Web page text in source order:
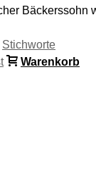
Bäckerssohn
Stichworte
Warenkorb